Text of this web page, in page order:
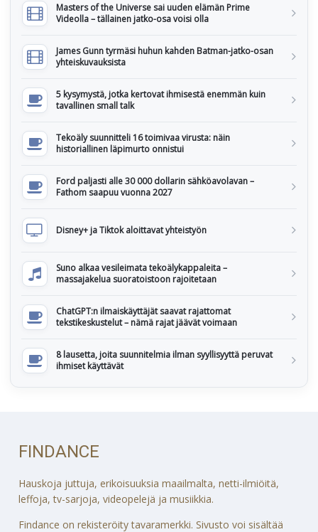
Masters of the Universe sai uuden elämän Prime
Videolla – tällainen jatko-osa voisi olla
James Gunn tyrmäsi huhun kahden Batman-jatko-osan
yhteiskuvauksista
5 kysymystä, jotka kertovat ihmisestä enemmän kuin
tavallinen small talk
Tekoäly suunnitteli 16 toimivaa virusta: näin
historiallinen läpimurto onnistui
Ford paljasti alle 30 000 dollarin sähköavolavan –
Fathom saapuu vuonna 2027
Disney+ ja Tiktok aloittavat yhteistyön
Suno alkaa vesileimata tekoälykappaleita –
massajakelua suoratoistoon rajoitetaan
ChatGPT:n ilmaiskäyttäjät saavat rajattomat
tekstikeskustelut – nämä rajat jäävät voimaan
8 lausetta, joita suunnitelmia ilman syyllisyyttä peruvat
ihmiset käyttävät
FINDANCE
Hauskoja juttuja, erikoisuuksia maailmalta, netti-ilmiöitä,
leffoja, tv-sarjoja, videopelejä ja musiikkia.
Findance on rekisteröity tavaramerkki. Sivusto voi sisältää